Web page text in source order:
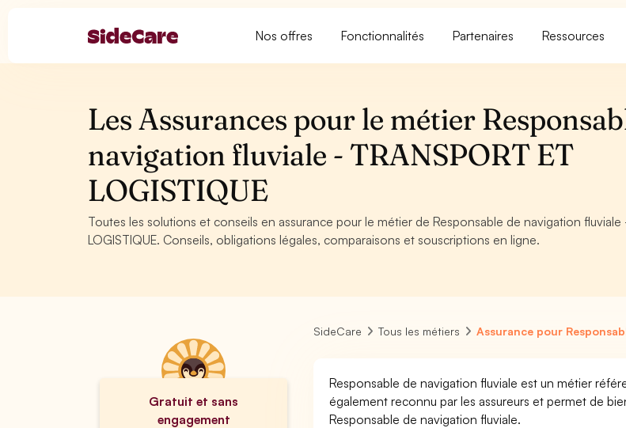
Nos offres Fonctionnalités Partenaires Ressources
Les Assurances pour le métier
navigation fluviale - TRANSPORT ET
LOGISTIQUE
Toutes les solutions et conseils en assurance pour le métier de Responsable de navigation fluviale
LOGISTIQUE. Conseils, obligations légales, comparaisons et souscriptions en ligne.
Gratuit et sans
engagement
SideCare Tous les métiers Assurance pour
Responsable de navigation fluviale est un métier
également reconnu par les assureurs et permet de
Responsable de navigation fluviale.